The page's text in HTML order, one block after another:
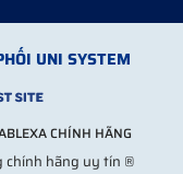
UNI SYSTEM
CHÍNH HÃNG
chính hãng uy tín ®